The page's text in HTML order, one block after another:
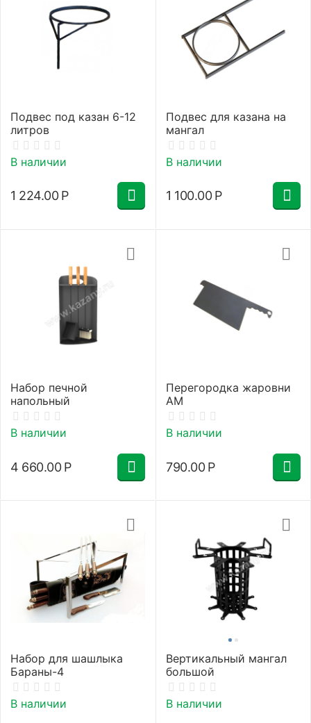
Подвес под казан 6-12
литров
В наличии
1 224.00 Р
Подвес для казана на
мангал
В наличии
1 100.00 Р
Набор печной
напольный
В наличии
4 660.00 Р
Перегородка жаровни
АМ
В наличии
790.00 Р
Набор для шашлыка
Бараны-4
В наличии
Вертикальный мангал
большой
В наличии